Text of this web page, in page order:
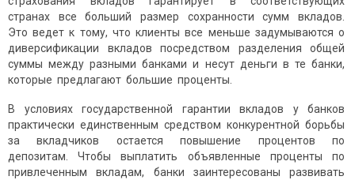
странах все больший размер сохранности сумм вкладов.
Это ведет к тому, что клиенты все меньше задумываются о
диверсификации вкладов посредством разделения общей
суммы между разными банками и несут деньги в те банки,
которые предлагают большие проценты.
В условиях государственной гарантии вкладов у банков
практически единственным средством конкурентной борьбы
за вкладчиков остается повышение процентов по
депозитам. Чтобы выплатить объявленные проценты по
привлеченным вкладам, банки заинтересованы развивать